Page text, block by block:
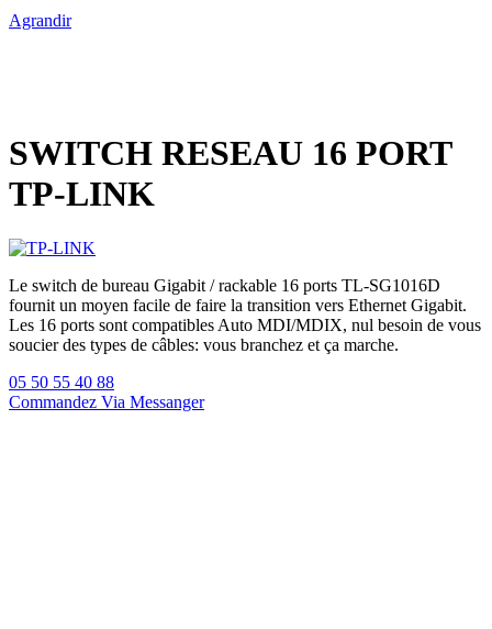
Agrandir
SWITCH RESEAU 16 PORT
TP-LINK
Le switch de bureau Gigabit / rackable 16 ports TL-SG1016D
fournit un moyen facile de faire la transition vers Ethernet Gigabit.
Les 16 ports sont compatibles Auto MDI/MDIX, nul besoin de vous
soucier des types de câbles: vous branchez et ça marche.
05 50 55 40 88
Commandez Via Messanger